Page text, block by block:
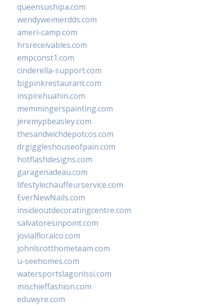
queensushipa.com
wendyweimerdds.com
ameri-camp.com
hrsreceivables.com
empconst1.com
cinderella-support.com
bigpinkrestaurant.com
inspirehuahin.com
memmingerspainting.com
jeremypbeasley.com
thesandwichdepotcos.com
drgiggleshouseofpain.com
hotflashdesigns.com
garagenadeau.com
lifestylechauffeurservice.com
EverNewNails.com
insideoutdecoratingcentre.com
salvatoresinpoint.com
jovialfloralco.com
johnlscotthometeam.com
u-seehomes.com
watersportslagonissi.com
mischieffashion.com
eduwyre.com